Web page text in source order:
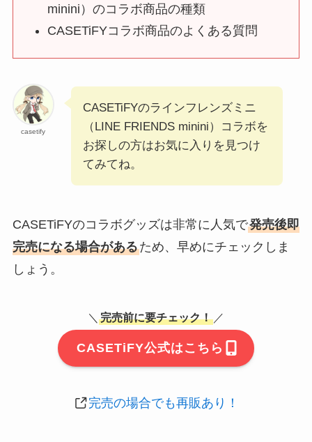
minini）のコラボ商品の種類
CASETiFYコラボ商品のよくある質問
casetify
CASETiFYのラインフレンズミニ
（LINE FRIENDS minini）コラボを
お探しの方はお気に入りを見つけ
てみてね。
CASETiFYのコラボグッズは非常に人気で発売後即
完売になる場合があるため、早めにチェックしま
しょう。
＼ 完売前に要チェック！ ／
CASETiFY公式はこちら
完売の場合でも再販あり！